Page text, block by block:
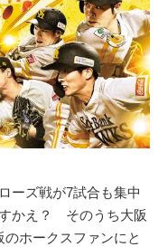
ーズ戦が7試合も集中
かえ？ そのうち大阪
ホークスファンにと